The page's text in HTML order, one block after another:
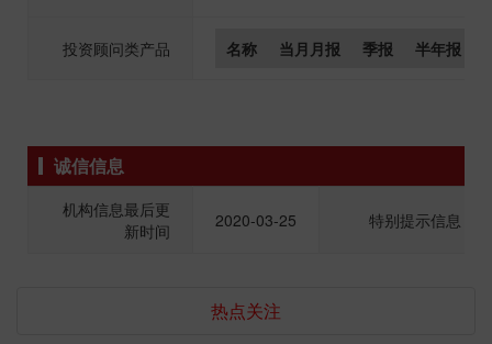
投资顾问类产品 名称 当月月报 季报 半年报
诚信信息
机构信息最后更
新时间
2020-03-25 特别提示信息
热点关注